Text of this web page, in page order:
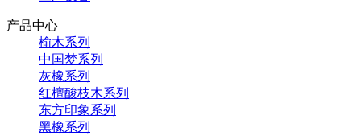
产品中心
榆木系列
中国梦系列
灰橡系列
红檀酸枝木系列
东方印象系列
黑橡系列